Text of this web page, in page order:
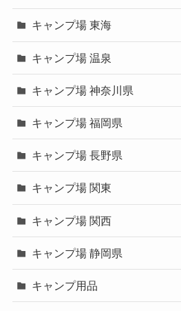
キャンプ場 東海
キャンプ場 温泉
キャンプ場 神奈川県
キャンプ場 福岡県
キャンプ場 長野県
キャンプ場 関東
キャンプ場 関西
キャンプ場 静岡県
キャンプ用品